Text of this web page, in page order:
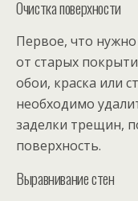
Очистка поверхности
Первое, что
от старых
обои, краска или
необходимо
заделки трещин,
поверхность.
Выравнивание стен